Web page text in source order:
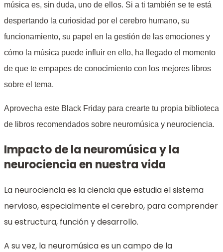
música es, sin duda, uno de ellos. Si a ti también se te está
despertando la curiosidad por el cerebro humano, su
funcionamiento, su papel en la gestión de las emociones y
cómo la música puede influir en ello, ha llegado el momento
de que te empapes de conocimiento con los mejores libros
sobre el tema.
Aprovecha este Black Friday para crearte tu propia biblioteca
de libros recomendados sobre neuromúsica y neurociencia.
Impacto de la neuromúsica y la
neurociencia en nuestra vida
La neurociencia es la ciencia que estudia el sistema
nervioso, especialmente el cerebro, para comprender
su estructura, función y desarrollo.
A su vez, la neuromúsica es un campo de la